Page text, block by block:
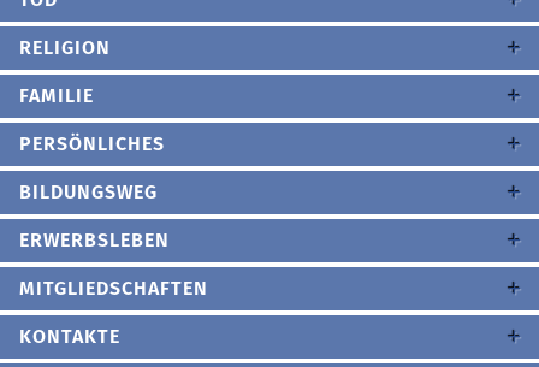
RELIGION
FAMILIE
PERSÖNLICHES
BILDUNGSWEG
ERWERBSLEBEN
MITGLIEDSCHAFTEN
KONTAKTE